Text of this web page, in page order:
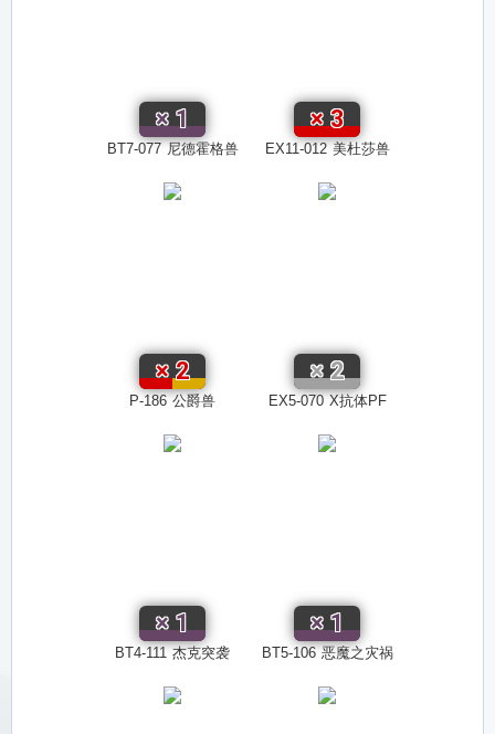
BT7-077 尼德霍格兽
×1
EX11-012 美杜莎兽
×3
P-186 公爵兽
×2
EX5-070 X抗体PF
×2
BT4-111 杰克突袭
×1
BT5-106 恶魔之灾祸
×1